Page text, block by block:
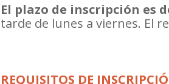
El plazo de inscripción es
tarde de lunes a viernes. El
REQUISITOS DE